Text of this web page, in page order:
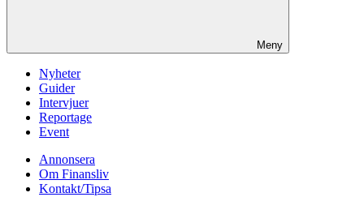
Meny
Nyheter
Guider
Intervjuer
Reportage
Event
Annonsera
Om Finansliv
Kontakt/Tipsa